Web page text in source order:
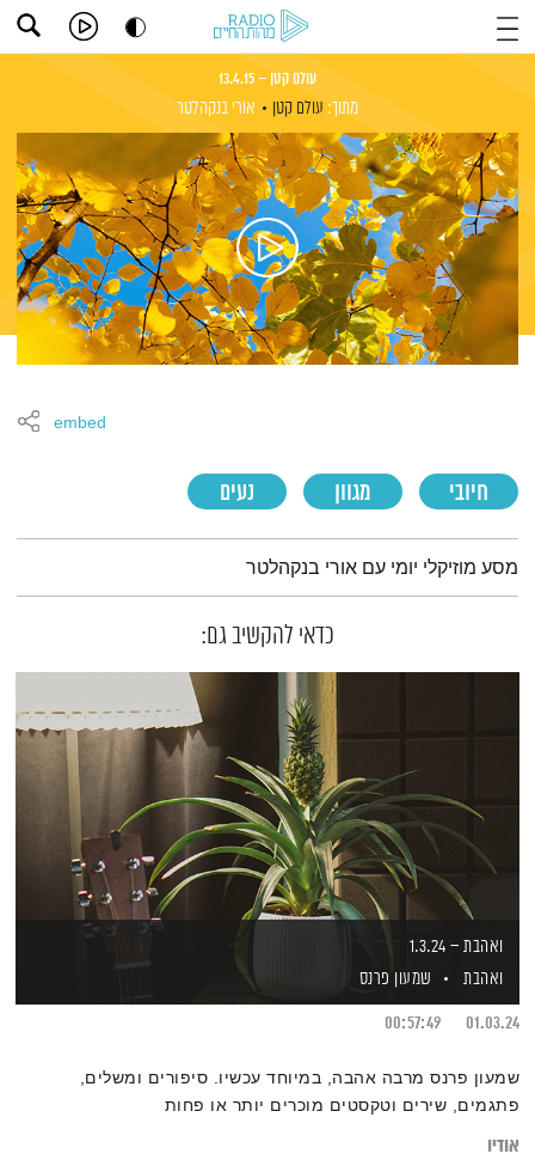
עולם קטן – 13.4.15
מתוך: עולם קטן אורי בנקהלטר
חיובי מגוון נעים
embed
תמצית הפודקאסט
מסע מוזיקלי יומי עם אורי בנקהלטר
כדאי להקשיב גם:
ואהבת – 1.3.24
ואהבת
שמעון פרנס
01.03.24
00:57:49
שמעון פרנס מרבה אהבה, במיוחד עכשיו. סיפורים ומשלים,
פתגמים, שירים וטקסטים מוכרים יותר או פחות
אודיו